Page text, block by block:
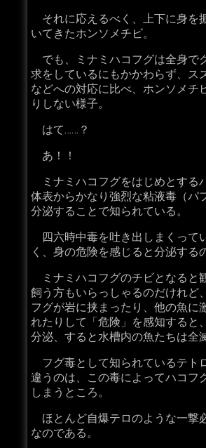
それに応えるべく、上下に身を
いてきたホンソメチビ。
でも、ミナミハコフグは全身で
求をしているにもかかわらず、ス
などへの対応に比べ、ホンソメチ
りしない様子。
はて……？
あ！！
ミナミハコフグをはじめとする
体表からかなり強烈な粘液毒（パ
分泌することで知られている。
四六時中毒を吐き出しまくって
く、身の危険を感じると分泌する
ミナミハコフグのチビとなると
飼う方もいらっしゃるのだけれど
フグが岩に挟まったり、他の魚に
れたりして「危険」を感知すると
分泌、すると水槽内の魚たちは全
フグ毒として知られているテト
違うのは、この毒によってハコフ
しまうところ。
ほとんど自爆テロのような一撃
なのである。